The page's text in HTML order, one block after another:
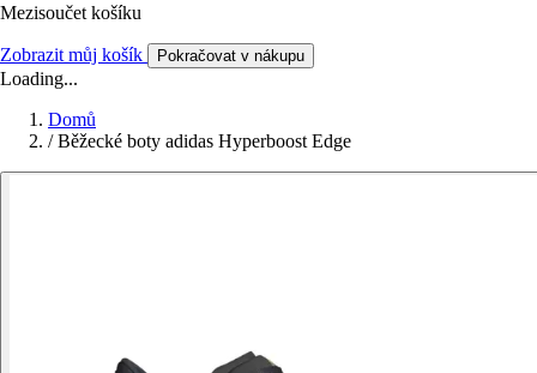
Mezisoučet košíku
Zobrazit můj košík Pokračovat v nákupu
Loading...
Domů
/ Běžecké boty adidas Hyperboost Edge